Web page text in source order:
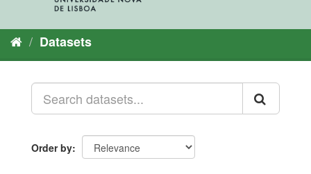
Datasets
Order by